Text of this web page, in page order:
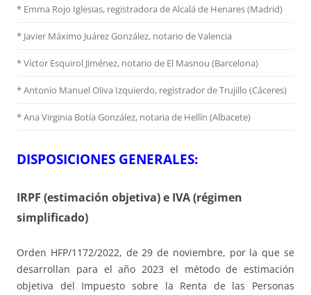
* Emma Rojo Iglesias, registradora de Alcalá de Henares (Madrid)
* Javier Máximo Juárez González, notario de Valencia
* Víctor Esquirol Jiménez, notario de El Masnou (Barcelona)
* Antonio Manuel Oliva Izquierdo, registrador de Trujillo (Cáceres)
* Ana Virginia Botía González, notaria de Hellín (Albacete)
DISPOSICIONES GENERALES:
IRPF (estimación objetiva) e IVA (régimen
simplificado)
Orden HFP/1172/2022, de 29 de noviembre, por la que se
desarrollan para el año 2023 el método de estimación
objetiva del Impuesto sobre la Renta de las Personas